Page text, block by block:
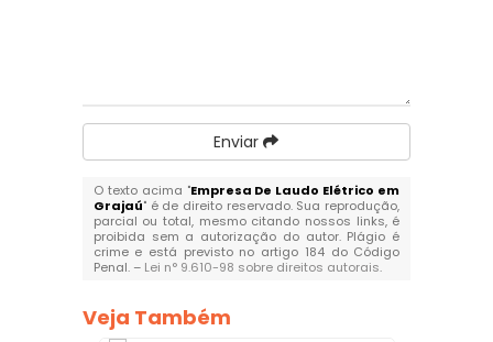
Enviar
O texto acima "Empresa De Laudo Elétrico em
Grajaú" é de direito reservado. Sua reprodução,
parcial ou total, mesmo citando nossos links, é
proibida sem a autorização do autor. Plágio é
crime e está previsto no artigo 184 do Código
Penal. – Lei n° 9.610-98 sobre direitos autorais.
Veja Também